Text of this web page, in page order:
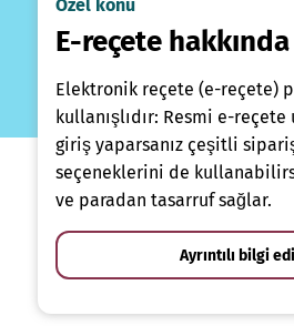
Özel konu
E-reçete
Elektronik reçete (e-reçete)
kullanışlıdır: Resmi e-reçete
giriş yaparsanız çeşitli
seçeneklerini de
ve paradan tasarruf sağlar.
Ayrıntılı bilgi